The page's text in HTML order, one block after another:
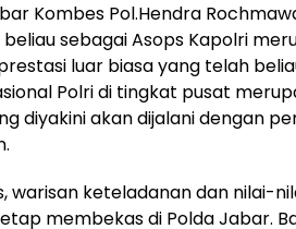
Kombes Pol.Hendra
sebagai Asops Kapolri
luar biasa yang telah
Polri di tingkat pusat
diyakini akan dijalani dengan
warisan keteladanan dan nilai-
membekas di Polda Jabar.